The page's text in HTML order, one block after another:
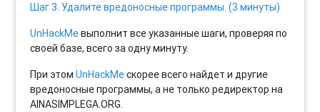
Шаг 3. Удалите вредоносные программы. (3 минуты)
UnHackMeвыполнит все указанные шаги, проверяя по
своей базе, всего за одну минуту.
При этомUnHackMeскорее всего найдет и другие
вредоносные программы, а не только редиректор на
AINASIMPLEGA.ORG.